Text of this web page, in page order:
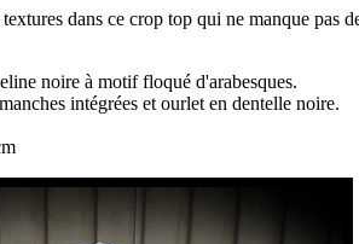
dans ce crop top qui ne manque pas
noire à motif floqué d'arabesques.
intégrées et ourlet en dentelle noire.